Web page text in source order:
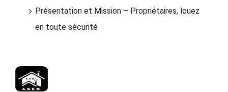
Présentation et Mission – Propriétaires, louez
en toute sécurité